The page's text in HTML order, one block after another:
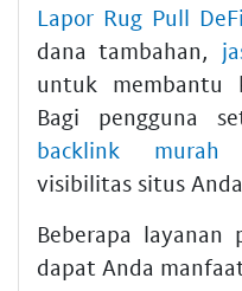
Lapor Rug Pull DeFi
dana tambahan,
untuk membantu
Bagi pengguna
backlink murah
visibilitas situs
Beberapa layanan
dapat Anda